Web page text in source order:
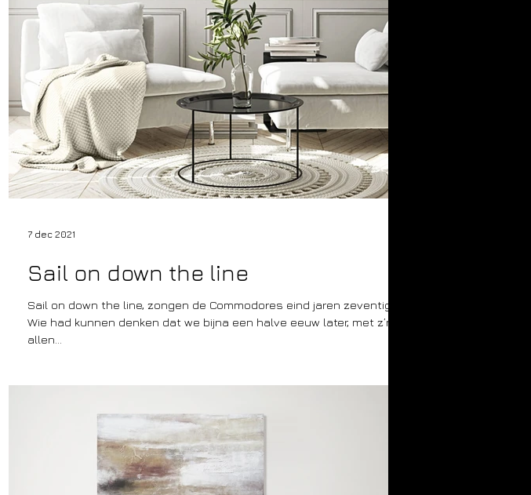
Sail on down the line
Sail on down the line, zongen de Commodores eind jaren zeventig.
Wie had kunnen denken dat we bijna een halve eeuw later, met z’n
allen...
7 dec 2021